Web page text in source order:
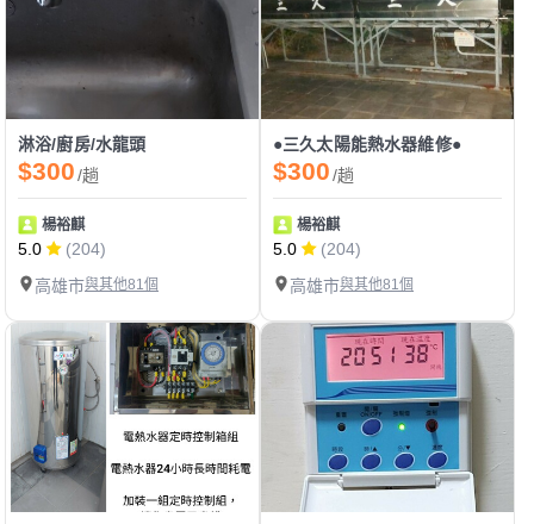
淋浴/廚房/水龍頭
$300/趟
楊裕麒
5.0
(204)
高雄市與其他81個
●三久太陽能熱水器維修●
$300/趟
楊裕麒
5.0
(204)
高雄市與其他81個